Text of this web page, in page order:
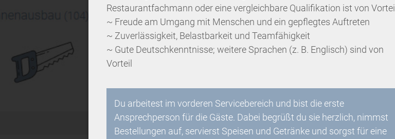
Restaurantfachmann oder eine vergleichbare Qualifikation ist von Vorteil
~ Freude am Umgang mit Menschen und ein gepflegtes Auftreten
~ Zuverlässigkeit, Belastbarkeit und Teamfähigkeit
~ Gute Deutschkenntnisse; weitere Sprachen (z. B. Englisch) sind von
Vorteil
Du arbeitest im vorderen Servicebereich und bist die erste
Ansprechperson für die Gäste. Dabei begrüßt du sie herzlich, nimmst
Bestellungen auf, servierst Speisen und Getränke und sorgst für eine